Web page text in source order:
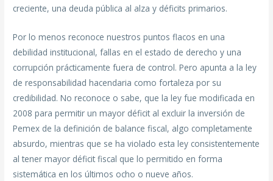
creciente, una deuda pública al alza y déficits primarios.
Por lo menos reconoce nuestros puntos flacos en una
debilidad institucional, fallas en el estado de derecho y una
corrupción prácticamente fuera de control. Pero apunta a la ley
de responsabilidad hacendaria como fortaleza por su
credibilidad. No reconoce o sabe, que la ley fue modificada en
2008 para permitir un mayor déficit al excluir la inversión de
Pemex de la definición de balance fiscal, algo completamente
absurdo, mientras que se ha violado esta ley consistentemente
al tener mayor déficit fiscal que lo permitido en forma
sistemática en los últimos ocho o nueve años.